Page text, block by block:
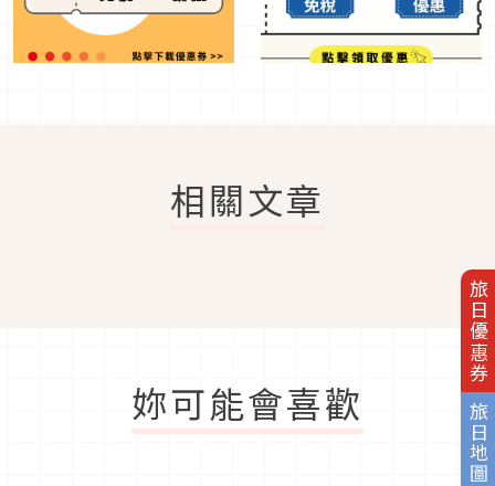
旅日優惠券
旅日地圖
相關文章
妳可能會喜歡